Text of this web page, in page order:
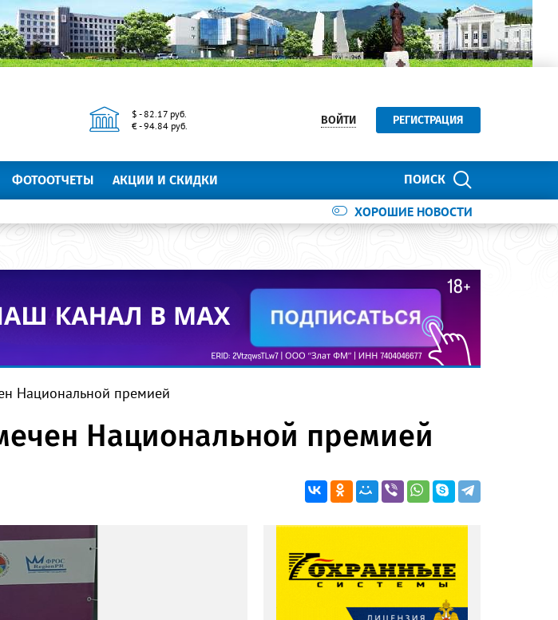
$ - 82.17 руб.
€ - 94.84 руб.
ВОЙТИ РЕГИСТРАЦИЯ
ПОИСК
ФОТООТЧЕТЫ АКЦИИ И СКИДКИ
ХОРОШИЕ НОВОСТИ
Национальной премией
Национальной премией